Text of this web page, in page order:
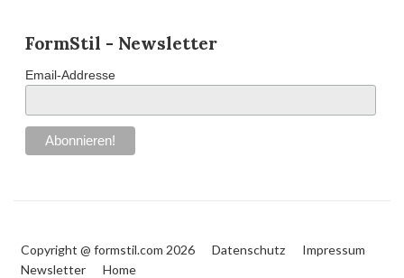
FormStil - Newsletter
Email-Addresse
Copyright @ formstil.com 2026 Datenschutz
Impressum
Newsletter
Home